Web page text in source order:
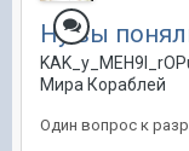
Ну вы
Мира Кораблей
Один вопрос к